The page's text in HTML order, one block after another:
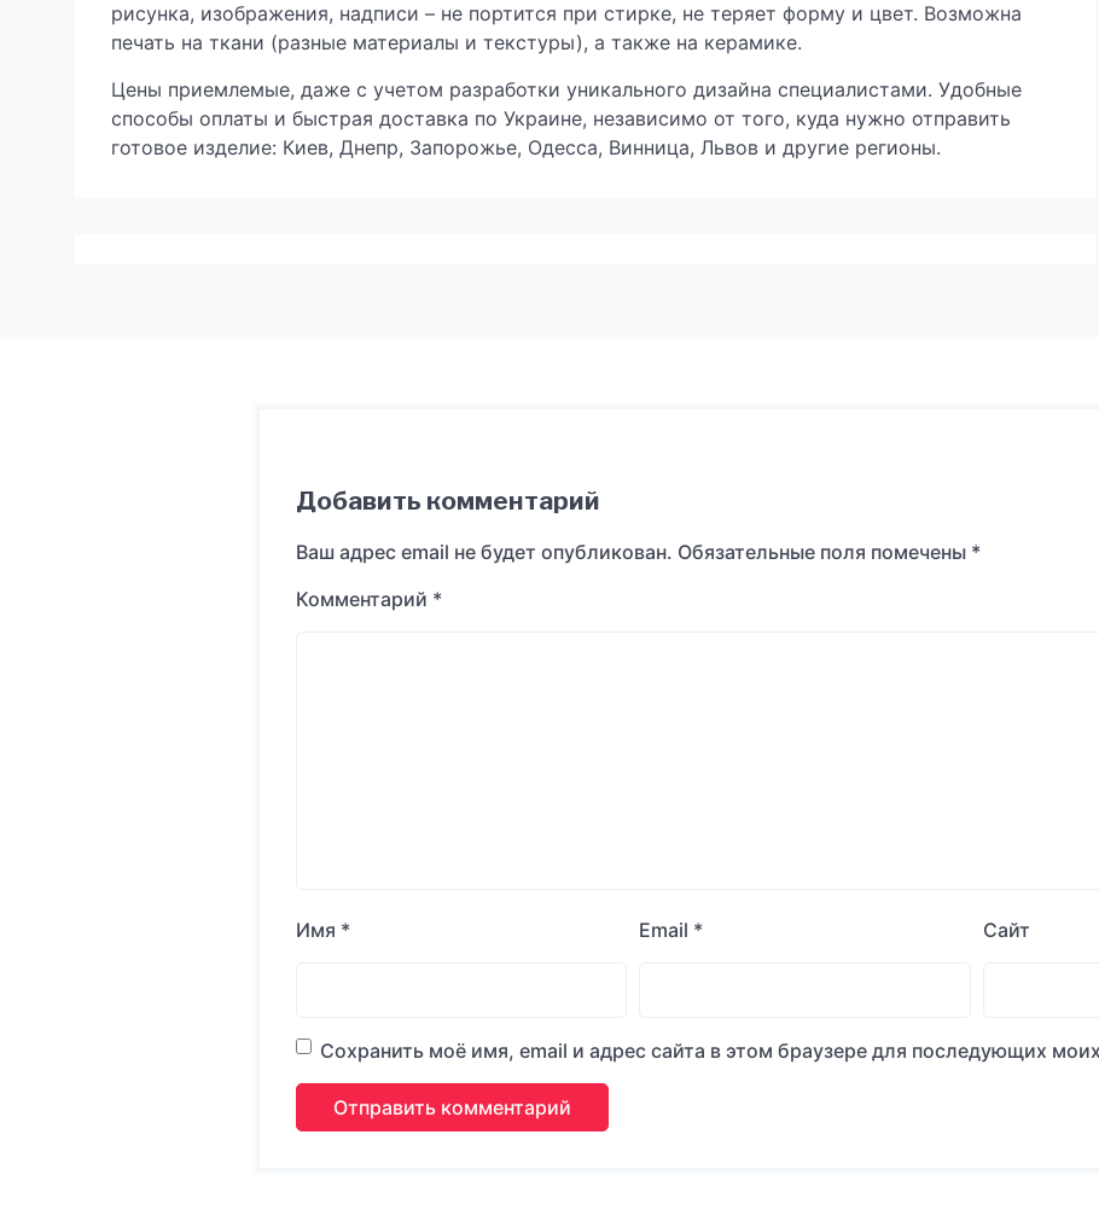
рисунка, изображения, надписи – не портится при стирке, не теряет форму и цвет. Возможна
печать на ткани (разные материалы и текстуры), а также на керамике.
Цены приемлемые, даже с учетом разработки уникального дизайна специалистами. Удобные
способы оплаты и быстрая доставка по Украине, независимо от того, куда нужно отправить
готовое изделие: Киев, Днепр, Запорожье, Одесса, Винница, Львов и другие регионы.
Добавить комментарий
Ваш адрес email не будет опубликован. Обязательные поля помечены *
Комментарий *
Имя * Email * Сайт
Сохранить моё имя, email и адрес сайта в этом браузере для последующих